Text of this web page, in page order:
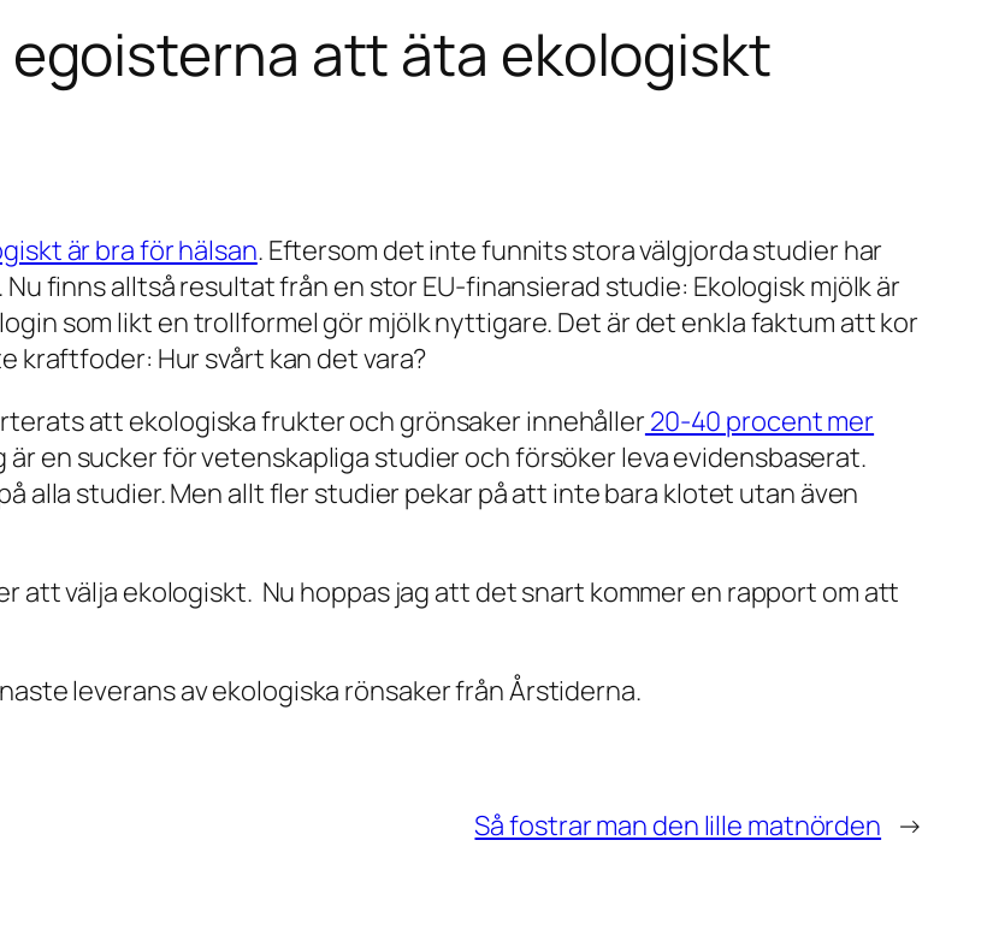
att äta ekologiskt
är bra för hälsan. Eftersom det inte funnits stora välgjorda studier har
finns alltså resultat från en stor EU-finansierad studie: Ekologisk mjölk är
som likt en trollformel gör mjölk nyttigare. Det är det enkla faktum att kor
kraftfoder: Hur svårt kan det vara?
att ekologiska frukter och grönsaker innehåller 20-40 procent mer
en sucker för vetenskapliga studier och försöker leva evidensbaserat.
alla studier. Men allt fler studier pekar på att inte bara klotet utan även
att välja ekologiskt. Nu hoppas jag att det snart kommer en rapport om att
leverans av ekologiska rönsaker från Årstiderna.
Så fostrar man den lille matnörden →